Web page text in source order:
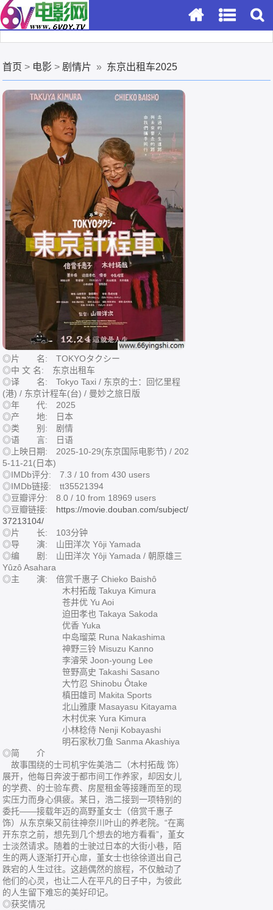
首页 > 电影 > 剧情片 » 东京出租车2025
◎片 名: TOKYOタクシー
◎中 文 名: 东京出租车
◎译 名: Tokyo Taxi / 东京的士：回忆里程
(港) / 东京计程车(台) / 曼妙之旅日版
◎年 代: 2025
◎产 地: 日本
◎类 别: 剧情
◎语 言: 日语
◎上映日期: 2025-10-29(东京国际电影节) / 202
5-11-21(日本)
◎IMDb评分: 7.3 / 10 from 430 users
◎IMDb链接: tt35521394
◎豆瓣评分: 8.0 / 10 from 18969 users
◎豆瓣链接: https://movie.douban.com/subject/
37213104/
◎片 长: 103分钟
◎导 演: 山田洋次 Yôji Yamada
◎编 剧: 山田洋次 Yôji Yamada / 朝原雄三
Yûzô Asahara
◎主 演: 倍赏千惠子 Chieko Baishô
木村拓哉 Takuya Kimura
苍井优 Yu Aoi
迫田孝也 Takaya Sakoda
优香 Yuka
中岛瑠菜 Runa Nakashima
神野三铃 Misuzu Kanno
李濬荣 Joon-young Lee
笹野高史 Takashi Sasano
大竹忍 Shinobu Ôtake
槙田雄司 Makita Sports
北山雅康 Masayasu Kitayama
木村优来 Yura Kimura
小林稔侍 Nenji Kobayashi
明石家秋刀鱼 Sanma Akashiya
◎简 介
故事围绕的士司机宇佐美浩二（木村拓哉 饰）
展开，他每日奔波于都市间工作养家，却因女儿
的学费、的士验车费、房屋租金等接踵而至的现
实压力而身心俱疲。某日，浩二接到一项特别的
委托——接载年迈的高野堇女士（倍赏千惠子
饰）从东京柴又前往神奈川叶山的养老院。“在离
开东京之前，想先到几个想去的地方看看”，堇女
士淡然请求。随着的士驶过日本的大街小巷，陌
生的两人逐渐打开心扉，堇女士也徐徐道出自己
跌宕的人生过往。这趟偶然的旅程，不仅触动了
他们的心灵，也让二人在平凡的日子中，为彼此
的人生留下难忘的美好印记。
◎获奖情况